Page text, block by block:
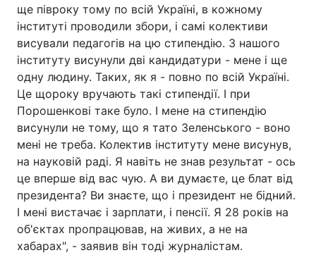
ще півроку тому по всій Україні, в кожному
інституті проводили збори, і самі колективи
висували педагогів на цю стипендію. З нашого
інституту висунули дві кандидатури - мене і ще
одну людину. Таких, як я - повно по всій Україні.
Це щороку вручають такі стипендії. І при
Порошенкові таке було. І мене на стипендію
висунули не тому, що я тато Зеленського - воно
мені не треба. Колектив інституту мене висунув,
на науковій раді. Я навіть не знав результат - ось
це вперше від вас чую. А ви думаєте, це блат від
президента? Ви знаєте, що і президент не бідний.
І мені вистачає і зарплати, і пенсії. Я 28 років на
об'єктах пропрацював, на живих, а не на
хабарах", - заявив він тоді журналістам.